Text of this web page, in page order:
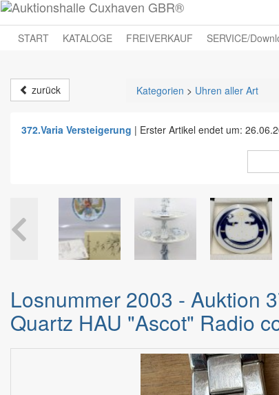
START
KATALOGE FREIVERKAUF SERVICE/
zurück Kategorien > Uhren aller Art
372.Varia Versteigerung | Erster Artikel endet um:
Losnummer 2003 - Auktion
Quartz HAU "Ascot" Radio